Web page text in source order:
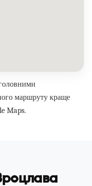
маршруту краще
Maps.